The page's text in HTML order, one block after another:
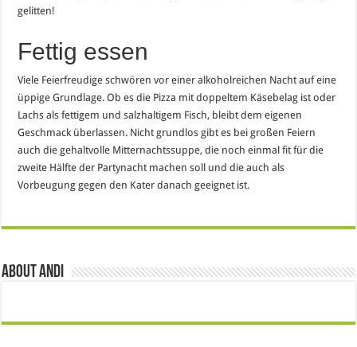
gelitten!
Fettig essen
Viele Feierfreudige schwören vor einer alkoholreichen Nacht auf eine
üppige Grundlage. Ob es die Pizza mit doppeltem Käsebelag ist oder
Lachs als fettigem und salzhaltigem Fisch, bleibt dem eigenen
Geschmack überlassen. Nicht grundlos gibt es bei großen Feiern
auch die gehaltvolle Mitternachtssuppe, die noch einmal fit für die
zweite Hälfte der Partynacht machen soll und die auch als
Vorbeugung gegen den Kater danach geeignet ist.
About Andi